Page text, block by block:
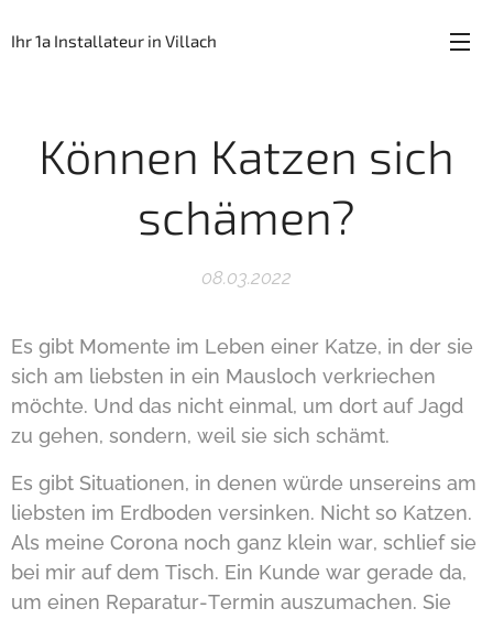
Ihr 1a Installateur in Villach
Können Katzen sich
schämen?
08.03.2022
Es gibt Momente im Leben einer Katze, in der sie
sich am liebsten in ein Mausloch verkriechen
möchte. Und das nicht einmal, um dort auf Jagd
zu gehen, sondern, weil sie sich schämt.
Es gibt Situationen, in denen würde unsereins am
liebsten im Erdboden versinken. Nicht so Katzen.
Als meine Corona noch ganz klein war, schlief sie
bei mir auf dem Tisch. Ein Kunde war gerade da,
um einen Reparatur-Termin auszumachen. Sie